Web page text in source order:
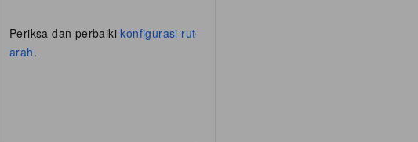
Periksa dan perbaikikonfigurasi rute dua
arah.